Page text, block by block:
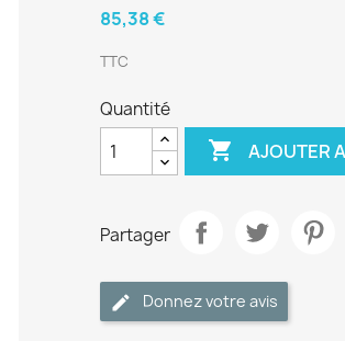
85,38 €
TTC
Quantité
 AJOUTER
Partager
Donnez votre avis